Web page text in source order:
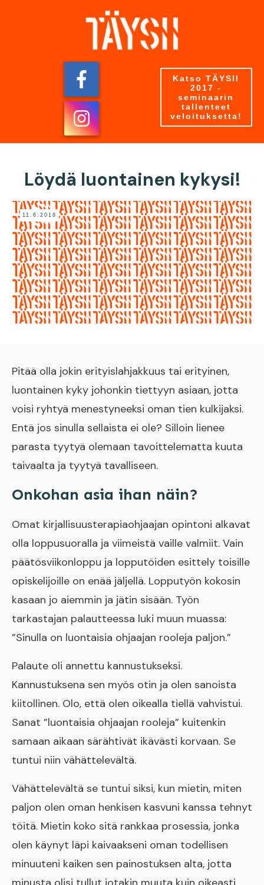
Katso TÄYSII
2017 -
seminaarin
tallenteet
veloituksetta!
Löydä luontainen kykysi!
11.6.2018
Pitää olla jokin erityislahjakkuus tai erityinen,
luontainen kyky johonkin tiettyyn asiaan, jotta
voisi ryhtyä menestyneeksi oman tien kulkijaksi.
Entä jos sinulla sellaista ei ole? Silloin lienee
parasta tyytyä olemaan tavoittelematta kuuta
taivaalta ja tyytyä tavalliseen.
Onkohan asia ihan näin?
Omat kirjallisuusterapiaohjaajan opintoni alkavat
olla loppusuoralla ja viimeistä vaille valmiit. Vain
päätösviikonloppu ja lopputöiden esittely toisille
opiskelijoille on enää jäljellä. Lopputyön kokosin
kasaan jo aiemmin ja jätin sisään. Työn
tarkastajan palautteessa luki muun muassa:
”Sinulla on luontaisia ohjaajan rooleja paljon.”
Palaute oli annettu kannustukseksi.
Kannustuksena sen myös otin ja olen sanoista
kiitollinen. Olo, että olen oikealla tiellä vahvistui.
Sanat ”luontaisia ohjaajan rooleja” kuitenkin
samaan aikaan särähtivät ikävästi korvaan. Se
tuntui niin vähättelevältä.
Vähättelevältä se tuntui siksi, kun mietin, miten
paljon olen oman henkisen kasvuni kanssa tehnyt
töitä. Mietin koko sitä rankkaa prosessia, jonka
olen käynyt läpi kaivaakseni oman todellisen
minuuteni kaiken sen painostuksen alta, jotta